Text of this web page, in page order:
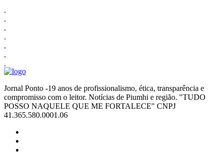
Jornal Ponto -19 anos de profissionalismo, ética, transparência e
compromisso com o leitor. Notícias de Piumhi e região. "TUDO
POSSO NAQUELE QUE ME FORTALECE" CNPJ
41.365.580.0001.06